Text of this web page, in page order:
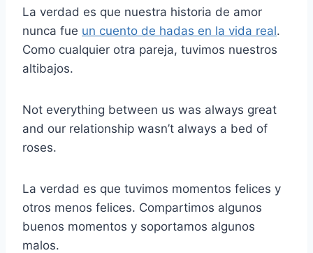
La verdad es que nuestra historia de amor
nunca fue un cuento de hadas en la vida real.
Como cualquier otra pareja, tuvimos nuestros
altibajos.
Not everything between us was always great
and our relationship wasn’t always a bed of
roses.
La verdad es que tuvimos momentos felices y
otros menos felices. Compartimos algunos
buenos momentos y soportamos algunos
malos.